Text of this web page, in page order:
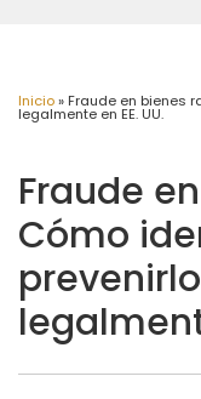
Inicio» Fraude en bienes
legalmente en EE. UU.
Fraude
Cómo